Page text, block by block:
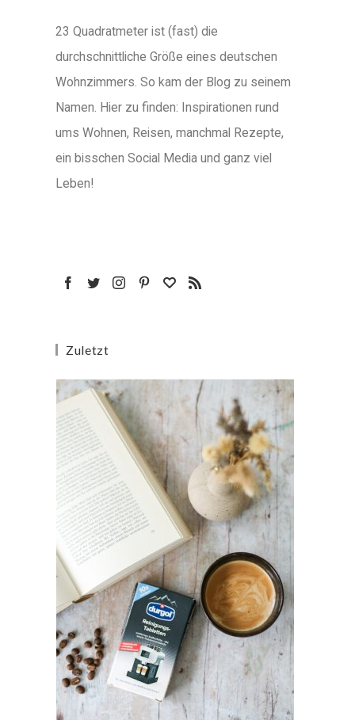
23 Quadratmeter ist (fast) die
durchschnittliche Größe eines deutschen
Wohnzimmers. So kam der Blog zu seinem
Namen. Hier zu finden: Inspirationen rund
ums Wohnen, Reisen, manchmal Rezepte,
ein bisschen Social Media und ganz viel
Leben!
Zuletzt